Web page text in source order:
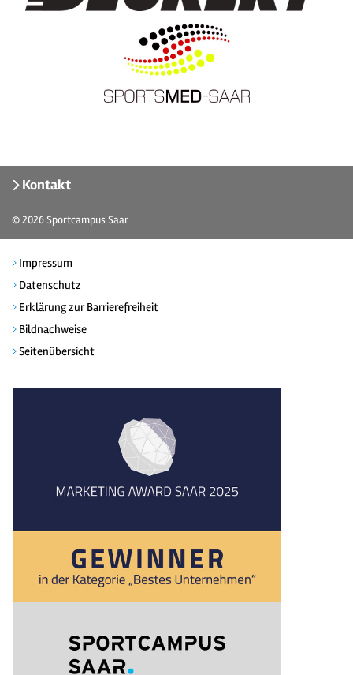
Kontakt
© 2026Sportcampus Saar
Impressum
Datenschutz
Erklärung zur Barrierefreiheit
Bildnachweise
Seitenübersicht